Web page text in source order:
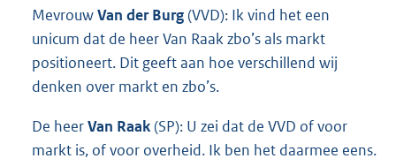
MevrouwVan der Burg(VVD): Ik vind het een
unicum dat de heer Van Raak zbo’s als markt
positioneert. Dit geeft aan hoe verschillend wij
denken over markt en zbo’s.
De heerVan Raak(SP): U zei dat de VVD of voor
markt is, of voor overheid. Ik ben het daarmee eens.